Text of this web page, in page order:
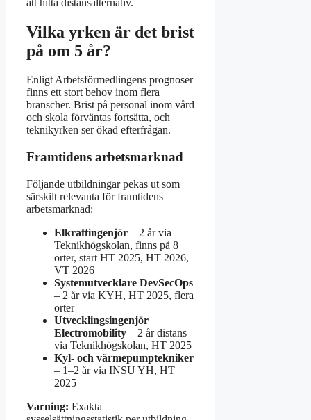
Vilka yrken är det brist
på om 5 år?
Enligt Arbetsförmedlingens prognoser
finns ett stort behov inom flera
branscher. Brist på personal inom vård
och skola förväntas fortsätta, och
teknikyrken ser ökad efterfrågan.
Framtidens arbetsmarknad
Följande utbildningar pekas ut som
särskilt relevanta för framtidens
arbetsmarknad:
Elkraftingenjör – 2 år via
Teknikhögskolan, finns på 8
orter, start HT 2025, HT 2026,
VT 2026
Systemutvecklare DevSecOps
– 2 år via KYH, HT 2025, flera
orter
Utvecklingsingenjör
Electromobility – 2 år distans
via Teknikhögskolan, HT 2025
Kyl- och värmepumptekniker
– 1–2 år via INSU YH, HT
2025
Varning: Exakta